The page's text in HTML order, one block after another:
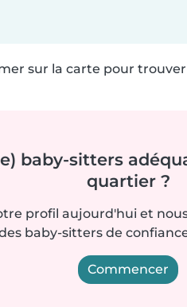
sur la carte pour
baby-sitters
quartier ?
profil aujourd'hui et
baby-sitters de
Commencer